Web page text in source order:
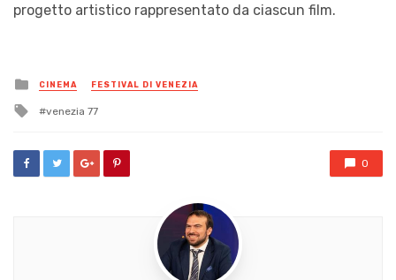
progetto artistico rappresentato da ciascun film.
Posted
in
CINEMA FESTIVAL DI VENEZIA
Tagged
venezia 77
0